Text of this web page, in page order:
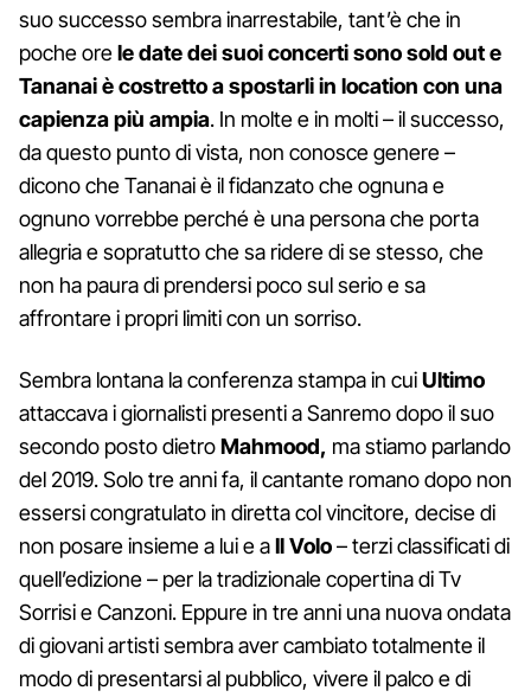
suo successo sembra inarrestabile, tant’è che in
poche orele date dei suoi concerti sono sold out e
Tananai è costretto a spostarli in location con una
capienza più ampia. In molte e in molti – il successo,
da questo punto di vista, non conosce genere –
dicono che Tananai è il fidanzato che ognuna e
ognuno vorrebbe perché è una persona che porta
allegria e sopratutto che sa ridere di se stesso, che
non ha paura di prendersi poco sul serio e sa
affrontare i propri limiti con un sorriso.
Sembra lontana la conferenza stampa in cuiUltimo
attaccava i giornalisti presenti a Sanremo dopo il suo
secondo posto dietroMahmood, ma stiamo parlando
del 2019. Solo tre anni fa, il cantante romano dopo non
essersi congratulato in diretta col vincitore, decise di
non posare insieme a lui e aIl Volo– terzi classificati di
quell’edizione – per la tradizionale copertina di Tv
Sorrisi e Canzoni. Eppure in tre anni una nuova ondata
di giovani artisti sembra aver cambiato totalmente il
modo di presentarsi al pubblico, vivere il palco e di